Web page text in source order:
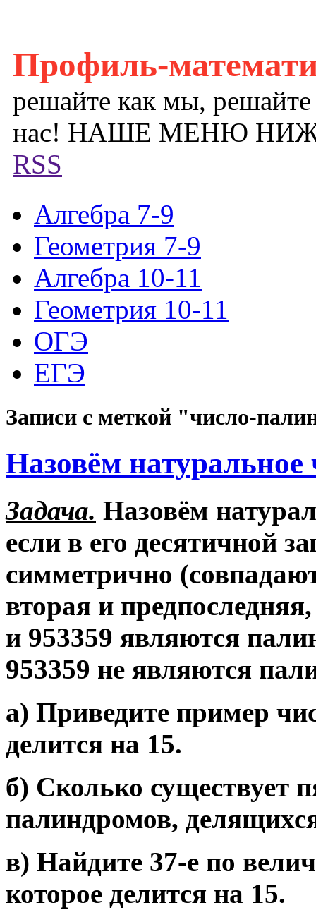
Профиль-
решайте как мы,
нас! НАШЕ МЕНЮ
RSS
Алгебра 7-9
Геометрия 7-9
Алгебра 10-11
Геометрия 10-11
ОГЭ
ЕГЭ
Записи с меткой "число-
Назовём
Задача. Назовём
если в его десятичной
симметрично
вторая и
и 953359 являются
953359 не являются
а) Приведите пример
делится на 15.
б) Сколько существует
палиндромов,
в) Найдите 37-е по
которое делится на 15.